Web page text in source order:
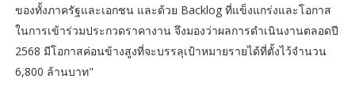
ของทั้งภาครัฐและเอกชน และด้วย Backlog ที่แข็งแกร่งและโอกาส
ในการเข้าร่วมประกวดราคางาน จึงมองว่าผลการดำเนินงานตลอดปี
2568 มีโอกาสค่อนข้างสูงที่จะบรรลุเป้าหมายรายได้ที่ตั้งไว้จำนวน
6,800 ล้านบาท"